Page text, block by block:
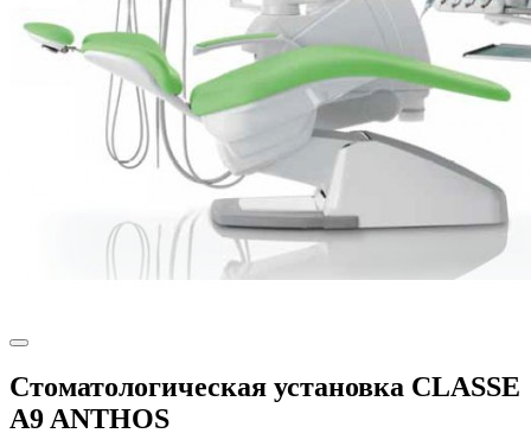
Стоматологическая установка CLASSE
A9 ANTHOS